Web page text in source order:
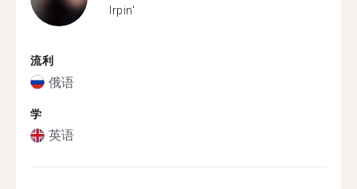
Irpin'
流利
俄语
学
英语